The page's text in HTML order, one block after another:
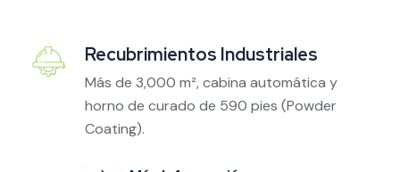
Recubrimientos Industriales
Más de 3,000 m², cabina automática y
horno de curado de 590 pies (Powder
Coating).